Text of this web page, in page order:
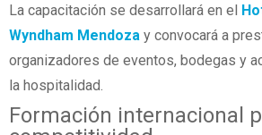
La capacitación se desarrollará en el
Wyndham Mendoza y convocará a
organizadores de eventos, bodegas y
la hospitalidad.
Formación internacional